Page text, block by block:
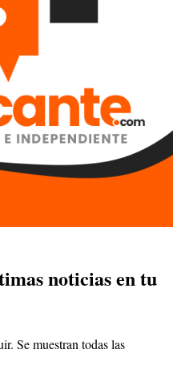
noticias en tu
Se muestran todas las